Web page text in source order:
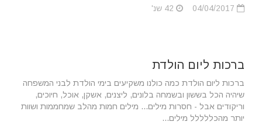
ברכות ליום הולדת
ברכות ליום הולדת כמה כולנו משקיעים בימי הולדת לבני המשפחה
שיהיה הכל בששון ובשמחה בלונים, ליצנים, אשקן, אוכל, חיוכים,
וריקודים אבל - חסרות מילים... מילים חמות מהלב שמחממות ושוות
יותר מהכללללל מילים...